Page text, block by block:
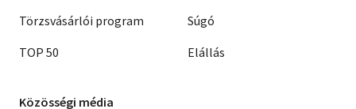
Törzsvásárlói program
TOP 50
Súgó
Elállás
Közösségi média